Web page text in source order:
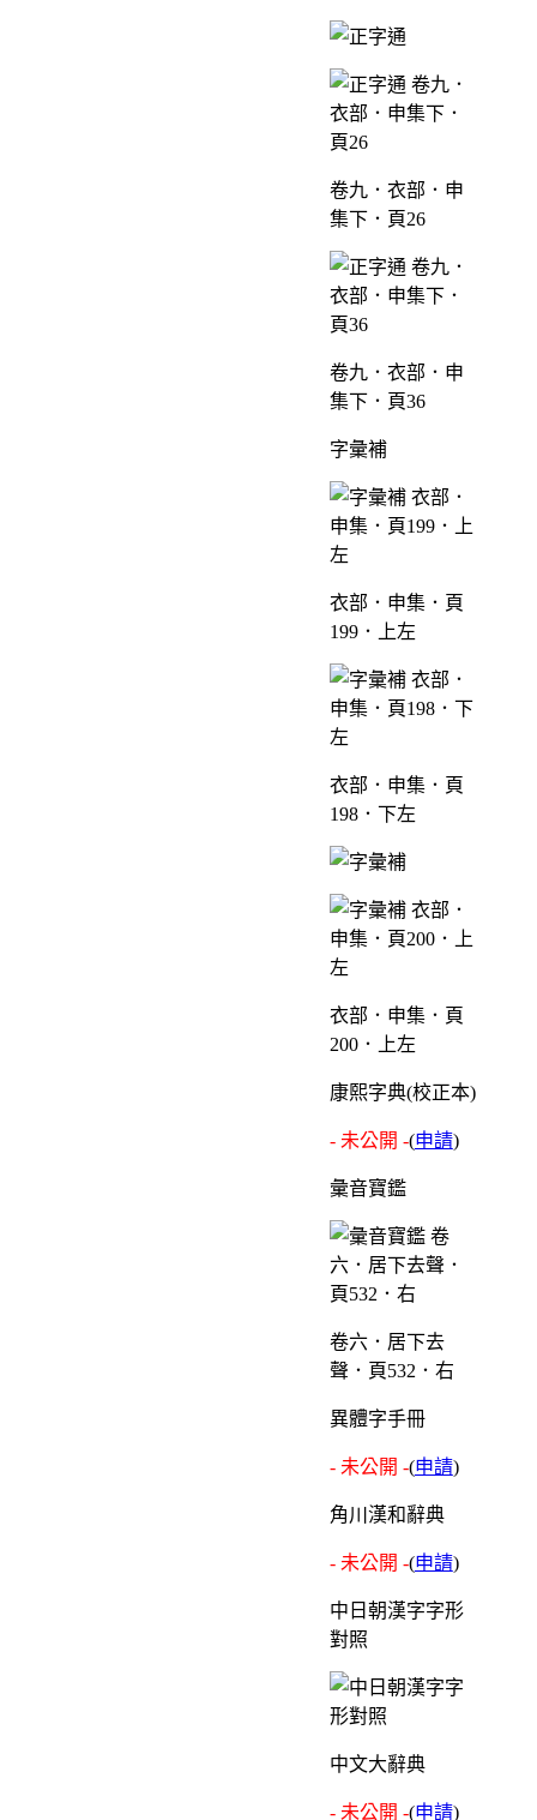
卷九．衣部．申
集下．頁26
卷九．衣部．申
集下．頁36
字彙補
衣部．申集．頁
199．上左
衣部．申集．頁
198．下左
衣部．申集．頁
200．上左
康熙字典(校正本)
- 未公開 -(申請)
彙音寶鑑
卷六．居下去
聲．頁532．右
異體字手冊
- 未公開 -(申請)
角川漢和辭典
- 未公開 -(申請)
中日朝漢字字形
對照
中文大辭典
- 未公開 -(申請)